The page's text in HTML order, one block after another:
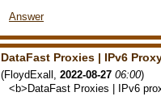
Answer
DataFast Proxies | IPv6
(FloydExall , 2022-08-27 06:00)
<b>DataFast Proxies | IPv6